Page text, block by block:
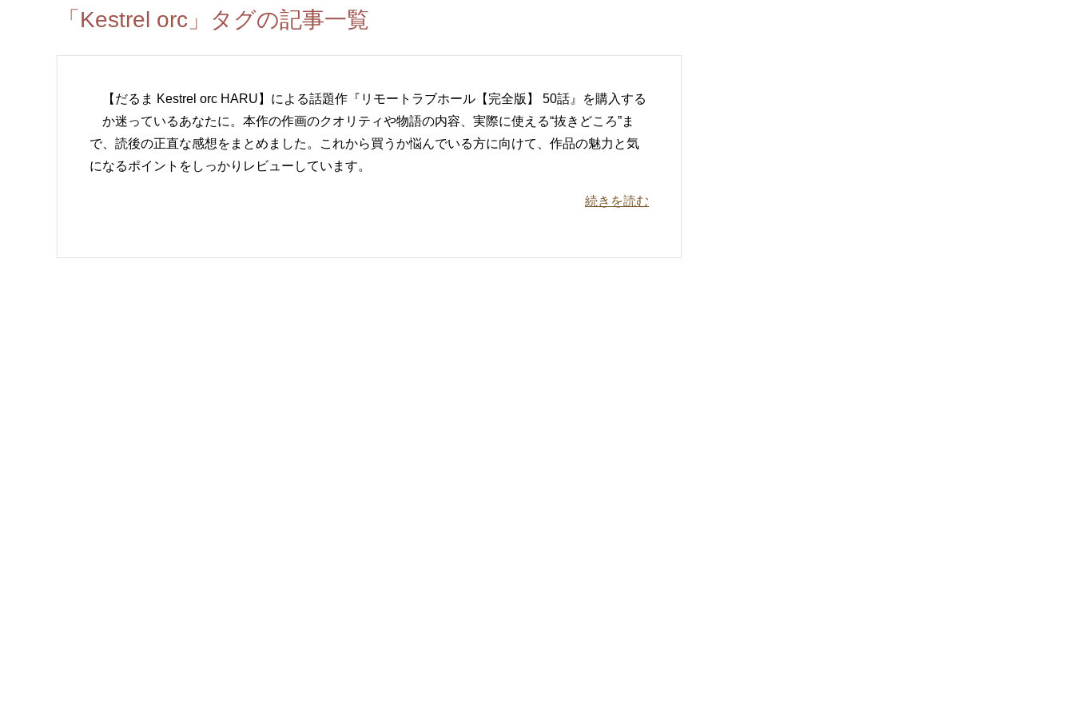
「Kestrel orc」タグの記事一覧
【だるま Kestrel orc HARU】による話題作『リモートラブホール【完全版】 50話』を購入する
か迷っているあなたに。本作の作画のクオリティや物語の内容、実際に使える“抜きどころ”ま
で、読後の正直な感想をまとめました。これから買うか悩んでいる方に向けて、作品の魅力と気
になるポイントをしっかりレビューしています。
続きを読む